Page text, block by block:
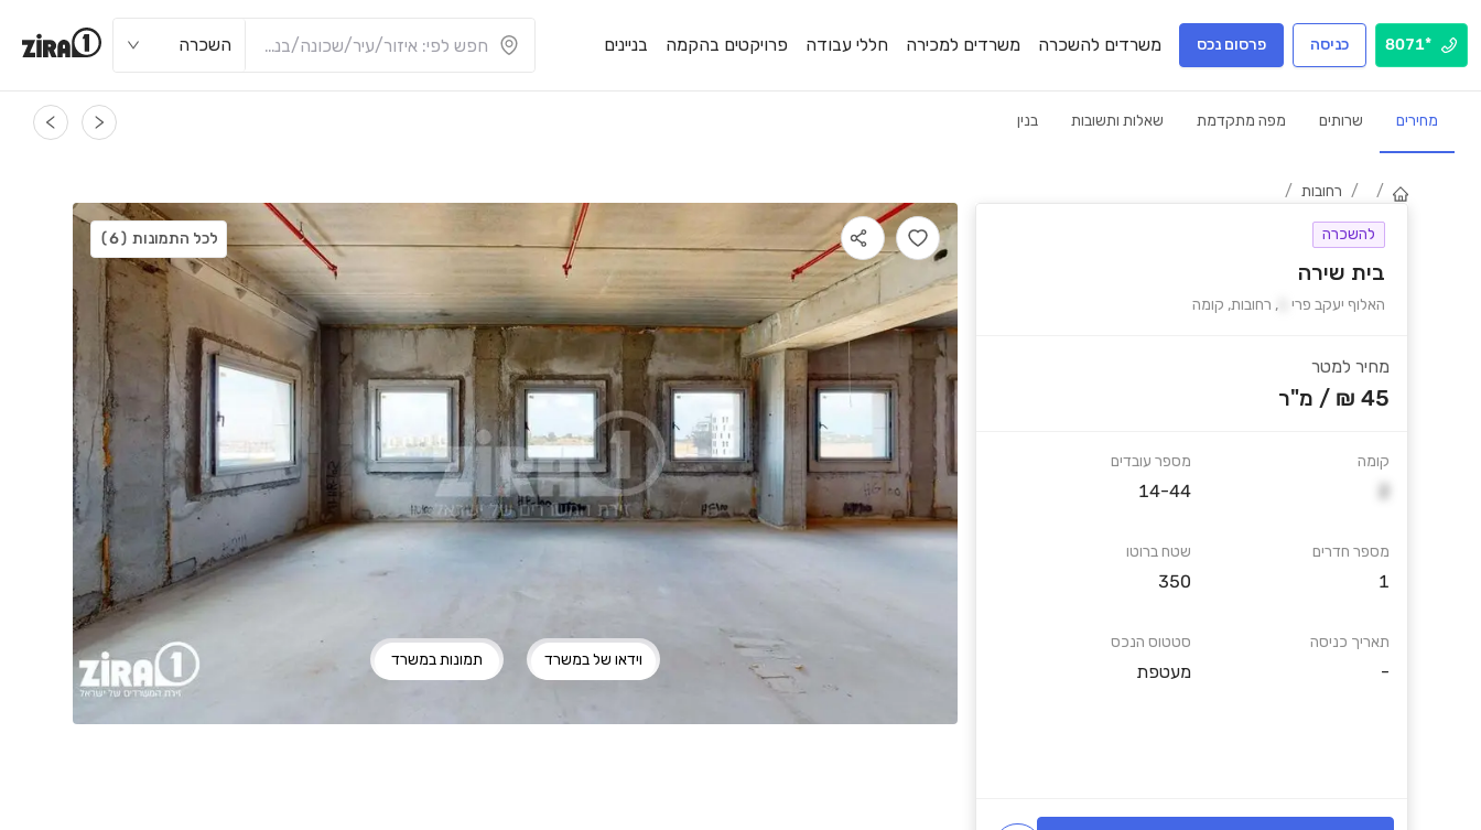
*8071 כניסה פרסום נכס משרדים להשכרה משרדים למכירה חללי עבודה פרויקטים בהקמה בניינים השכרה
מחירים שרותים מפה מתקדמת שאלות ותשובות בנין
/
/ רחובות /
להשכרה
בית שירה
האלוף יעקב פרי , רחובות, קומה
מחיר למטר
45 ₪
/ מ"ר
קומה
מספר חדרים
1
תאריך כניסה
-
מספר עובדים
14-44
שטח ברוטו
350
סטטוס הנכס
מעטפת
תמונות במשרד וידאו של במשרד
לכל התמונות (6)